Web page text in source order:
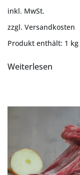
inkl. MwSt.
zzgl. Versandkosten
Produkt enthält: 1 kg
Weiterlesen